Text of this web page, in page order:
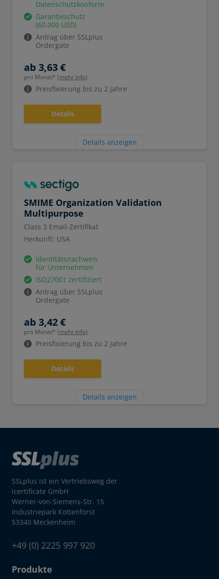
Datenschutzkonform
Garantieschutz
(60.000 USD)
Antrag über SSLplus
Ordergate
ab 3,63 €
pro Monat* (mehr Info)
Preisfixierung bis zu 2 Jahre
Details
Details anzeigen
SMIME Organization Validation
Multipurpose
Class 3 Email-Zertifikat
Herkunft: USA
Identitätsnachweis
für Unternehmen
ISO27001 zertifiziert
Antrag über SSLplus
Ordergate
ab 3,42 €
pro Monat* (mehr Info)
Preisfixierung bis zu 2 Jahre
Details
Details anzeigen
SSLplus ist ein Vertriebsweg der
icertificate GmbH
Werner-von-Siemens-Str. 15
Industriepark Kottenforst
53340 Meckenheim
+49 (0) 2225 997 920
Produkte